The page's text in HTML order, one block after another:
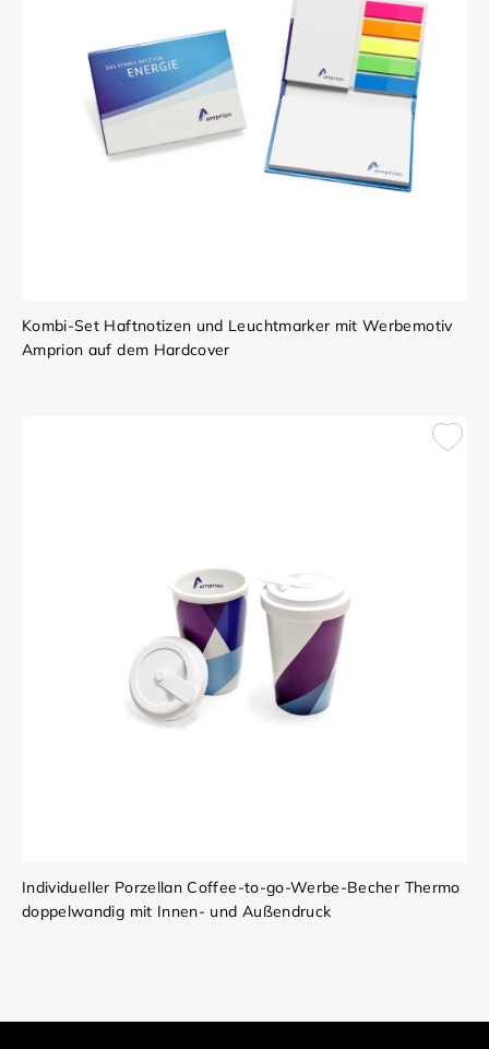
Kombi-Set Haftnotizen und Leuchtmarker mit Werbemotiv
Amprion auf dem Hardcover
Individueller Porzellan Coffee-to-go-Werbe-Becher Thermo
doppelwandig mit Innen- und Außendruck